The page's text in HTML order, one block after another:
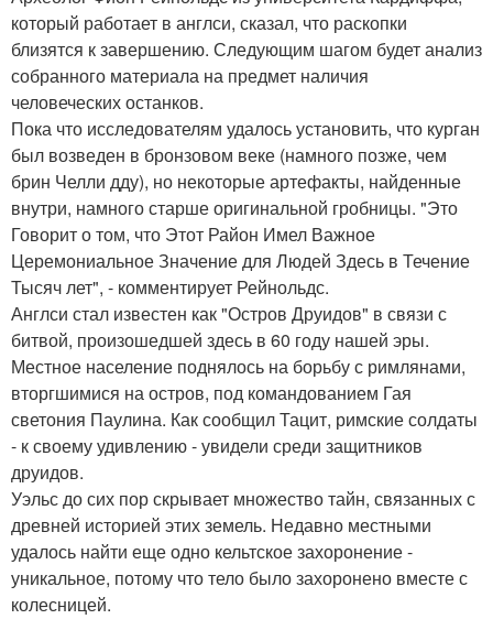
который работает в англси, сказал, что раскопки
близятся к завершению. Следующим шагом будет анализ
собранного материала на предмет наличия
человеческих останков.
Пока что исследователям удалось установить, что курган
был возведен в бронзовом веке (намного позже, чем
брин Челли дду), но некоторые артефакты, найденные
внутри, намного старше оригинальной гробницы. "Это
Говорит о том, что Этот Район Имел Важное
Церемониальное Значение для Людей Здесь в Течение
Тысяч лет", - комментирует Рейнольдс.
Англси стал известен как "Остров Друидов" в связи с
битвой, произошедшей здесь в 60 году нашей эры.
Местное население поднялось на борьбу с римлянами,
вторгшимися на остров, под командованием Гая
светония Паулина. Как сообщил Тацит, римские солдаты
- к своему удивлению - увидели среди защитников
друидов.
Уэльс до сих пор скрывает множество тайн, связанных с
древней историей этих земель. Недавно местными
удалось найти еще одно кельтское захоронение -
уникальное, потому что тело было захоронено вместе с
колесницей.